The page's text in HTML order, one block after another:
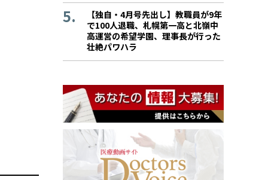
【独自・4月号先出し】教職員が9年
で100人退職、札幌第一高と北嶺中
高運営の希望学園、理事長が行った
壮絶パワハラ